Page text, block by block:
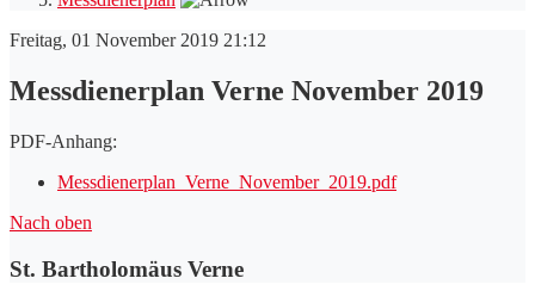
Freitag, 01 November 2019 21:12
Messdienerplan Verne November 2019
PDF-Anhang:
Messdienerplan_Verne_November_2019.pdf
Nach oben
St. Bartholomäus Verne